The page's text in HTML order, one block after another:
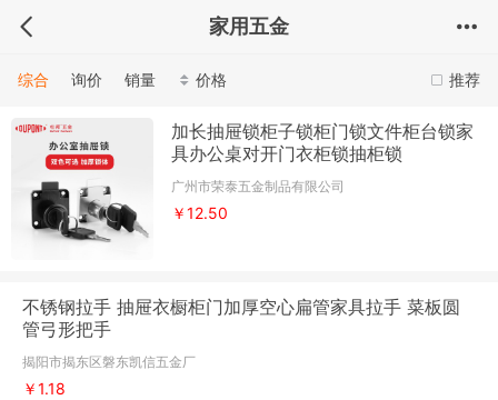
家用五金
推荐
综合 询价 销量 价格
加长抽屉锁柜子锁柜门锁文件柜台锁家
具办公桌对开门衣柜锁抽柜锁
广州市荣泰五金制品有限公司
￥12.50
不锈钢拉手 抽屉衣橱柜门加厚空心扁管家具拉手 菜板圆
管弓形把手
揭阳市揭东区磐东凯信五金厂
￥1.18